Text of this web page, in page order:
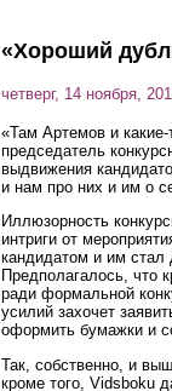
«Хороший
четверг, 14 ноября,
«Там Артемов и
председатель
выдвижения
и нам про них и им о
Иллюзорность
интриги от
кандидатом и им
Предполагалось, что
ради формальной
усилий захочет
оформить бумажки и
Так, собственно, и
кроме того, Vidsboku